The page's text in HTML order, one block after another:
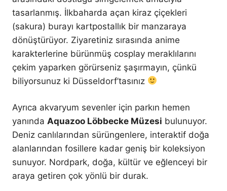
tasarlanmış. İlkbaharda açan kiraz çiçekleri
(sakura) burayı kartpostallık bir manzaraya
dönüştürüyor. Ziyaretiniz sırasında anime
karakterlerine bürünmüş cosplay meraklılarını
çekim yaparken görürseniz şaşırmayın, çünkü
biliyorsunuz ki Düsseldorf’tasınız
Ayrıca akvaryum sevenler için parkın hemen
yanında Aquazoo Löbbecke Müzesi bulunuyor.
Deniz canlılarından sürüngenlere, interaktif doğa
alanlarından fosillere kadar geniş bir koleksiyon
sunuyor. Nordpark, doğa, kültür ve eğlenceyi bir
araya getiren çok yönlü bir durak.